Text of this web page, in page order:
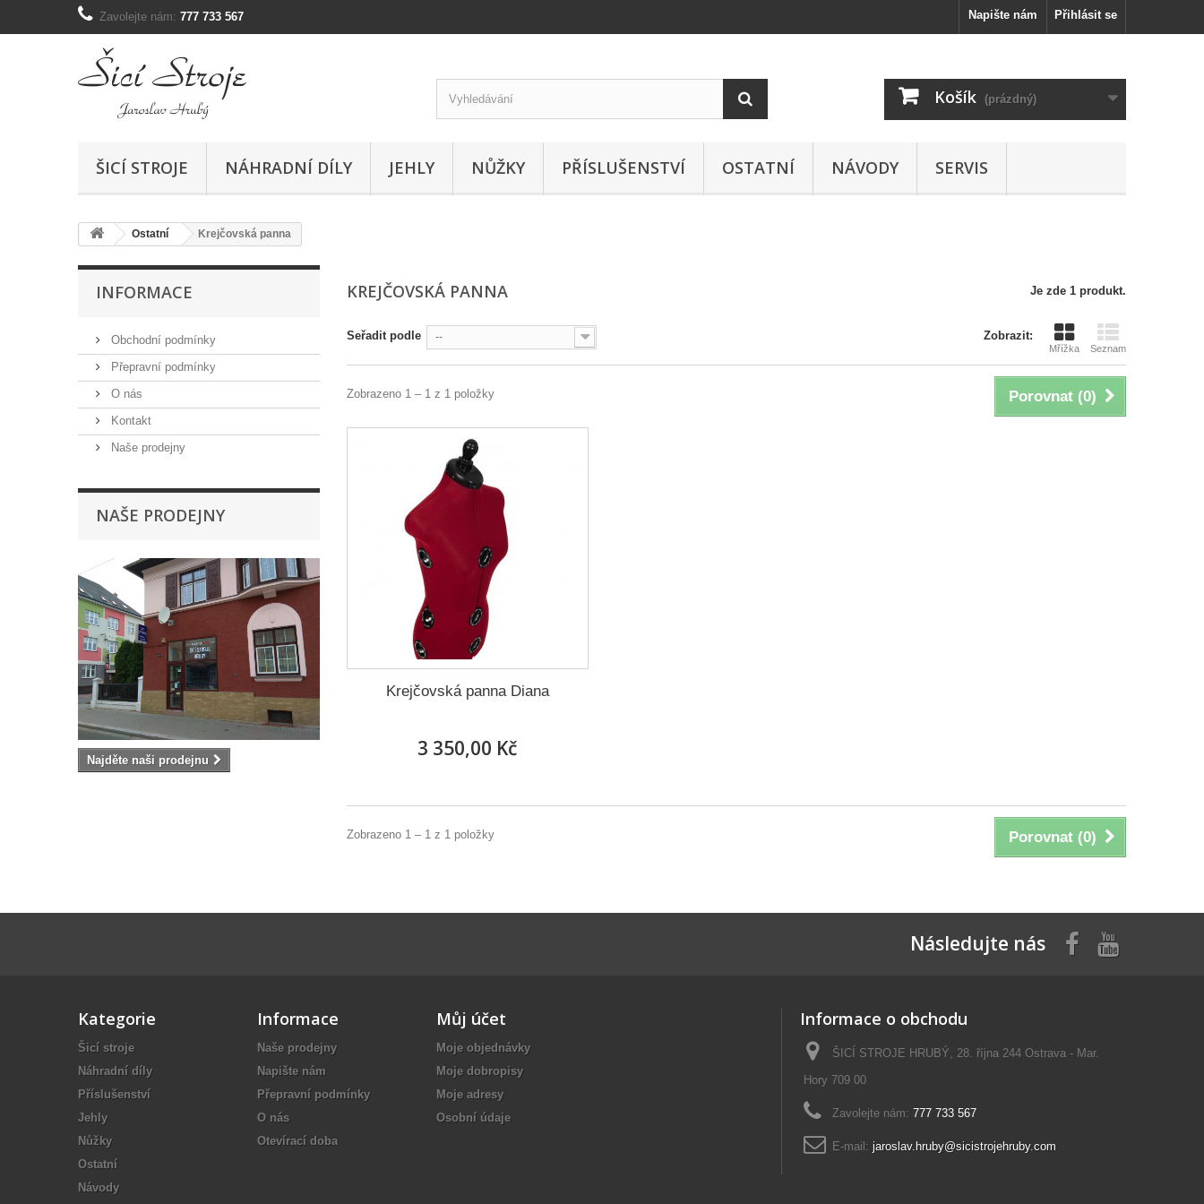
Přihlásit se
Napište nám
Zavolejte nám: 777 733 567
Košík (prázdný)
ŠICÍ STROJE NÁHRADNÍ DÍLY JEHLY NŮŽKY PŘÍSLUŠENSTVÍ OSTATNÍ NÁVODY SERVIS
Ostatní Krejčovská panna
INFORMACE
Obchodní podmínky
Přepravní podmínky
O nás
Kontakt
Naše prodejny
NAŠE PRODEJNY
Najděte naši prodejnu
KREJČOVSKÁ PANNA Je zde 1 produkt.
Zobrazit:
Mřížka Seznam
Seřadit podle --
Porovnat (0)
Zobrazeno 1 – 1 z 1 položky
Krejčovská panna Diana
3 350,00 Kč
Porovnat (0)
Zobrazeno 1 – 1 z 1 položky
Následujte nás
Kategorie
Šicí stroje
Náhradní díly
Příslušenství
Jehly
Nůžky
Ostatní
Návody
Informace
Naše prodejny
Napište nám
Přepravní podmínky
O nás
Otevírací doba
Můj účet
Moje objednávky
Moje dobropisy
Moje adresy
Osobní údaje
Informace o obchodu
ŠICÍ STROJE HRUBÝ, 28. října 244 Ostrava - Mar.
Hory 709 00
Zavolejte nám: 777 733 567
E-mail: jaroslav.hruby@sicistrojehruby.com